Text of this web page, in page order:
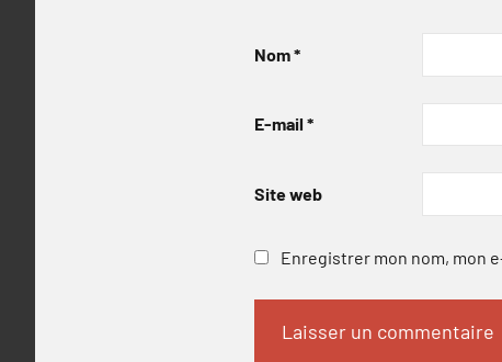
Nom*
E-mail *
Site web
Enregistrer mon nom, mon